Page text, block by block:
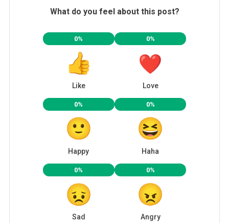
What do you feel about this post?
0%
Like
0%
Love
0%
Happy
0%
Haha
0%
Sad
0%
Angry